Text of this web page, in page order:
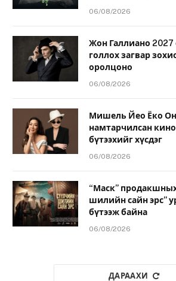
06/08/2026
Жон Галлиано 2027
голлох загвар
оролцоно
06/08/2026
Мишель Йео Ёко
намтарчилсан
бүтээхийг хүсдэг
06/08/2026
“Маск”
шилийн сайн эрс”
бүтээж байна
06/08/2026
ДАРААХИ